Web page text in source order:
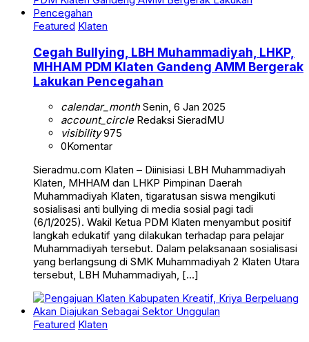
Featured Klaten
Cegah Bullying, LBH Muhammadiyah, LHKP,
MHHAM PDM Klaten Gandeng AMM Bergerak
Lakukan Pencegahan
calendar_monthSenin, 6 Jan 2025
account_circleRedaksi SieradMU
visibility975
0Komentar
Sieradmu.com Klaten – Diinisiasi LBH Muhammadiyah
Klaten, MHHAM dan LHKP Pimpinan Daerah
Muhammadiyah Klaten, tigaratusan siswa mengikuti
sosialisasi anti bullying di media sosial pagi tadi
(6/1/2025). Wakil Ketua PDM Klaten menyambut positif
langkah edukatif yang dilakukan terhadap para pelajar
Muhammadiyah tersebut. Dalam pelaksanaan sosialisasi
yang berlangsung di SMK Muhammadiyah 2 Klaten Utara
tersebut, LBH Muhammadiyah, […]
Featured Klaten